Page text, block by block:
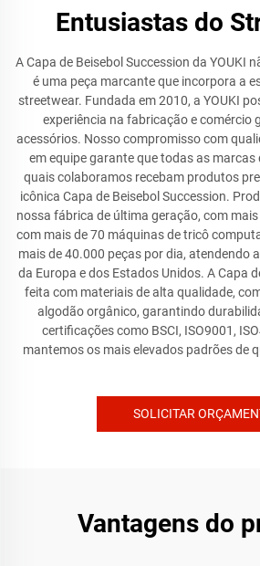
Entusiastas do
A Capa de Beisebol Succession da YOUKI
é uma peça marcante que incorpora a
streetwear. Fundada em 2010, a YOUKI
experiência na fabricação e comércio
acessórios. Nosso compromisso com
em equipe garante que todas as
quais colaboramos recebam produtos
icônica Capa de Beisebol Succession.
nossa fábrica de última geração, com mais
com mais de 70 máquinas de tricô
mais de 40.000 peças por dia, atendendo
da Europa e dos Estados Unidos. A Capa
feita com materiais de alta qualidade,
algodão orgânico, garantindo
certificações como BSCI, ISO9001,
mantemos os mais elevados padrões de
SOLICITAR
Vantagens do